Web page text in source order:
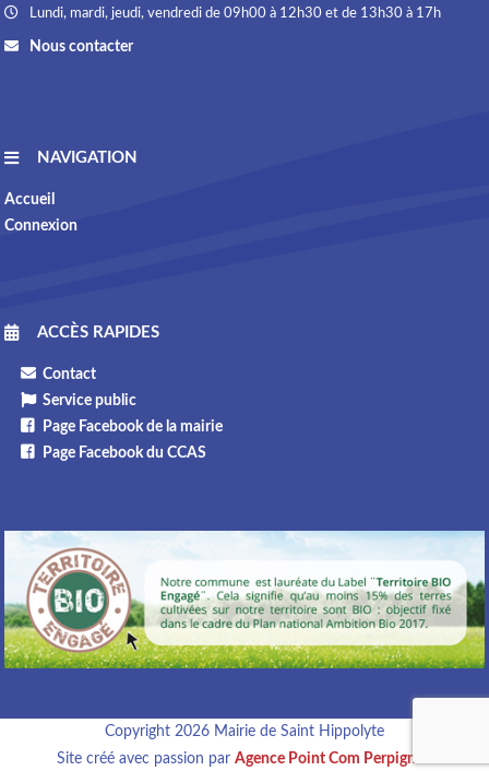
Lundi, mardi, jeudi, vendredi de 09h00 à 12h30 et de 13h30 à 17h
Nous contacter
NAVIGATION
Accueil
Connexion
ACCÈS RAPIDES
Contact
Service public
Page Facebook de la mairie
Page Facebook du CCAS
Copyright 2026 Mairie de Saint Hippolyte
Site créé avec passion par Agence Point Com Perpignan